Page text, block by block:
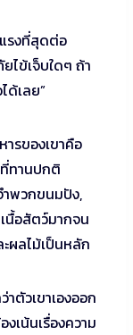
รงที่สุดต่อ
ไข้เจ็บใดๆ ถ้า
ด้เลย”
รของเขาคือ
ทานปกติ
ำพวกขนมปัง,
นื้อสัตว์มากจน
ผลไม้เป็นหลัก
ตัวเขาเองออก
เน้นเรื่องความ